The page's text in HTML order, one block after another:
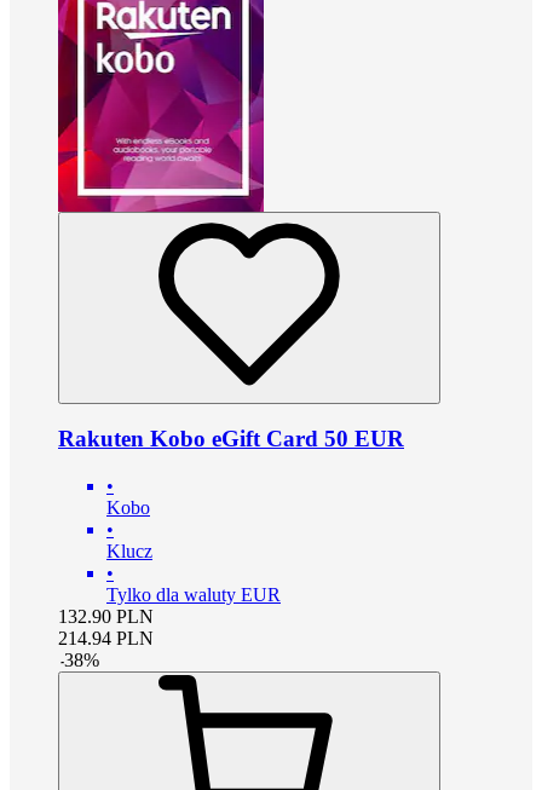
Rakuten Kobo eGift Card 50 EUR
•
Kobo
•
Klucz
•
Tylko dla waluty EUR
132.90 PLN
214.94 PLN
-38%